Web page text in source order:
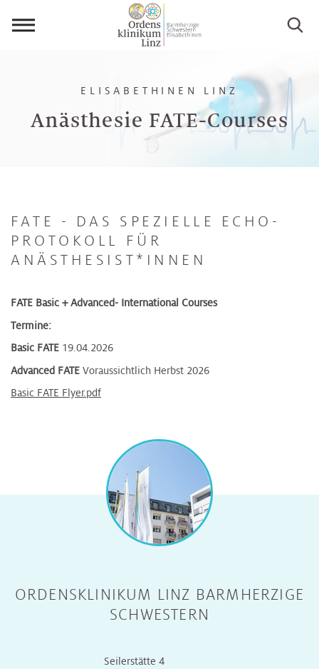
Anästhesie FATE-Courses
ELISABETHINEN LINZ
FATE - DAS SPEZIELLE ECHO-
PROTOKOLL FÜR
ANÄSTHESIST*INNEN
FATE Basic + Advanced- International Courses
Termine:
Basic FATE 19.04.2026
Advanced FATE Voraussichtlich Herbst 2026
Basic FATE Flyer.pdf
ORDENSKLINIKUM LINZ BARMHERZIGE
SCHWESTERN
Seilerstätte 4